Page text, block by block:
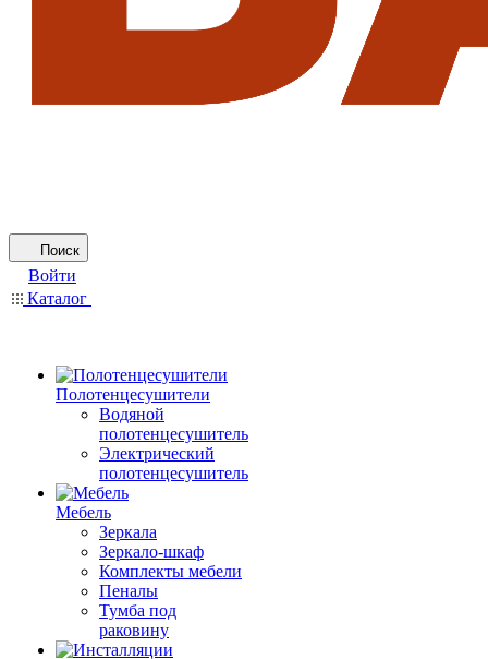
Поиск
Войти
Каталог
Полотенцесушители
Водяной
полотенцесушитель
Электрический
полотенцесушитель
Мебель
Зеркала
Зеркало-шкаф
Комплекты мебели
Пеналы
Тумба под
раковину